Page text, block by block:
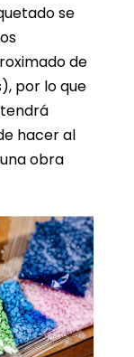
se
de
por lo que
hacer al
obra